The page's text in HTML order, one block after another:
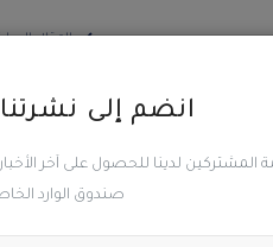
انضم إلى نشرتنا
المشتركين لدينا للحصول على آخر
صندوق الوارد
المقال
مديريات